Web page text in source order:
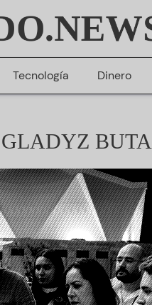
Tecnología Dinero